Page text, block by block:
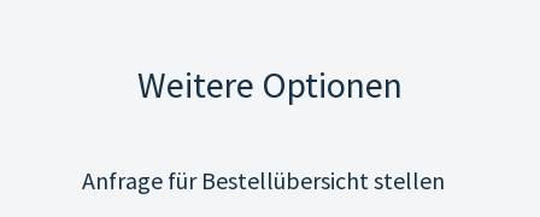
Weitere Optionen
Anfrage für Bestellübersicht stellen